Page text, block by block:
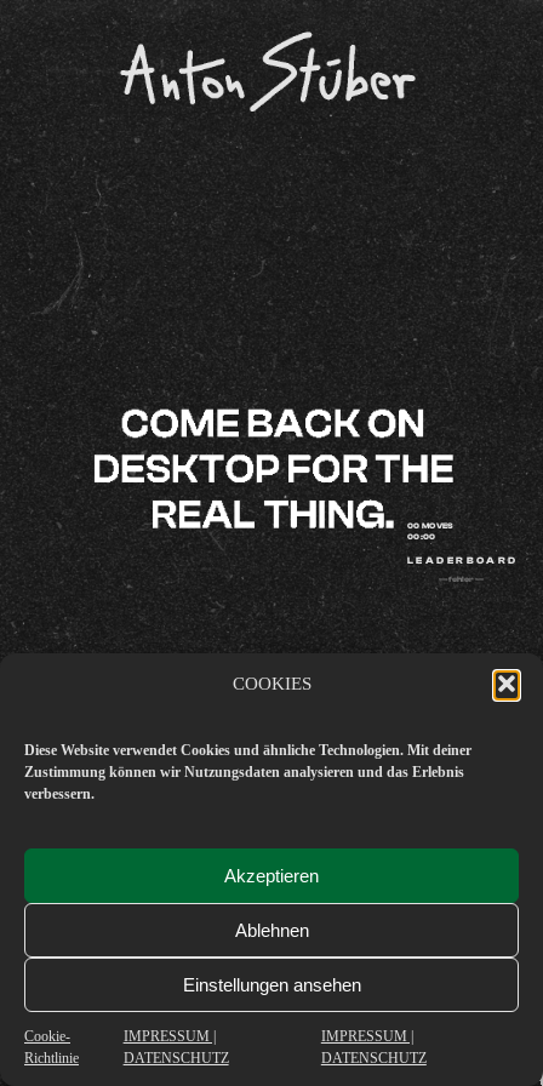
COOKIES
Diese Website verwendet Cookies und ähnliche Technologien. Mit deiner
Zustimmung können wir Nutzungsdaten analysieren und das Erlebnis
verbessern.
Akzeptieren
Ablehnen
Einstellungen ansehen
Cookie-
Richtlinie
IMPRESSUM |
DATENSCHUTZ
IMPRESSUM |
DATENSCHUTZ
00 MOVES
00:00
LEADERBOARD
— fehler —